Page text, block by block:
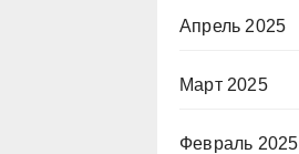
Апрель 2025
Март 2025
Февраль 2025